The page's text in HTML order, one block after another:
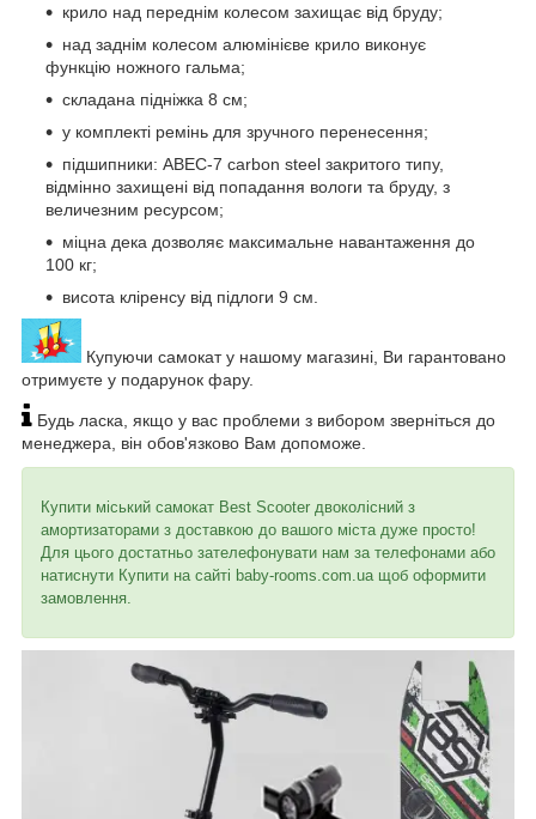
крило над переднім колесом захищає від бруду;
над заднім колесом алюмінієве крило виконує
функцію ножного гальма;
складана підніжка 8 см;
у комплекті ремінь для зручного перенесення;
підшипники: ABEC-7 carbon steel закритого типу,
відмінно захищені від попадання вологи та бруду, з
величезним ресурсом;
міцна дека дозволяє максимальне навантаження до
100 кг;
висота кліренсу від підлоги 9 см.
Купуючи самокат у нашому магазині, Ви гарантовано
отримуєте у подарунок фару.
Будь ласка, якщо у вас проблеми з вибором зверніться до
менеджера, він обов'язково Вам допоможе.
Купити міський самокат Best Scooter двоколісний з
амортизаторами з доставкою до вашого міста дуже просто!
Для цього достатньо зателефонувати нам за телефонами або
натиснути Купити на сайті baby-rooms.com.ua щоб оформити
замовлення.